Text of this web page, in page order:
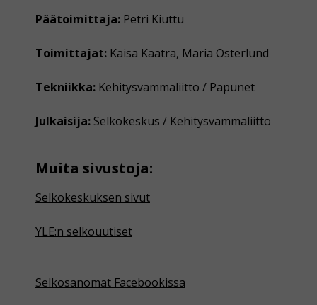
Päätoimittaja: Petri Kiuttu
Toimittajat: Kaisa Kaatra, Maria Österlund
Tekniikka: Kehitysvammaliitto / Papunet
Julkaisija: Selkokeskus / Kehitysvammaliitto
Muita sivustoja:
Selkokeskuksen sivut
YLE:n selkouutiset
Selkosanomat Facebookissa